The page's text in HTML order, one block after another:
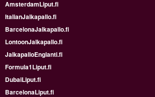
AmsterdamLiput.fi
ItalianJalkapallo.fi
BarcelonaJalkapallo.fi
LontoonJalkapallo.fi
JalkapalloEnglanti.fi
Formula1Liput.fi
DubaiLiput.fi
BarcelonaLiput.fi